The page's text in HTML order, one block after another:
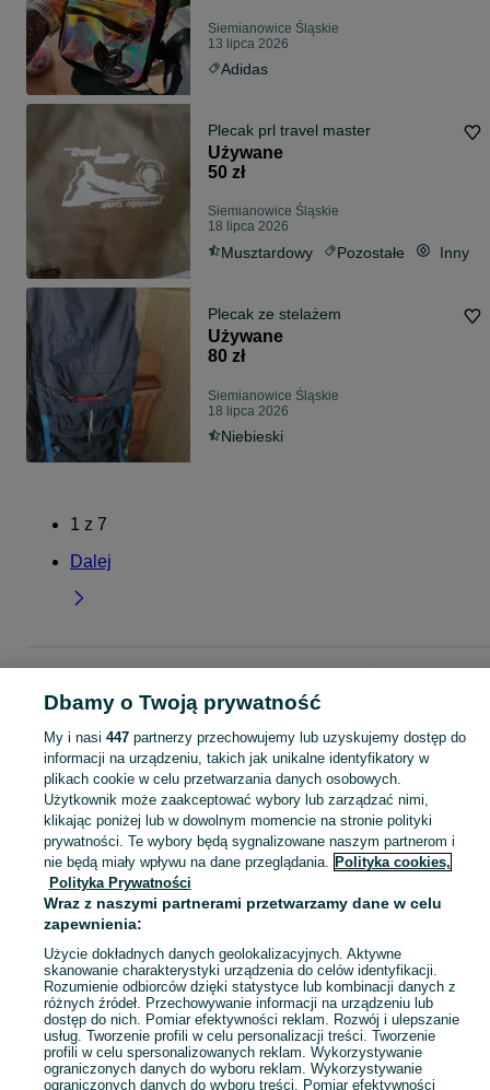
Siemianowice Śląskie
13 lipca 2026
Adidas
Plecak prl travel master
Używane
50 zł
Siemianowice Śląskie
18 lipca 2026
Musztardowy Pozostałe Inny
Plecak ze stelażem
Używane
80 zł
Siemianowice Śląskie
18 lipca 2026
Niebieski
1 z 7
Dalej
Siemianowice Śląskie
KATEGORIA
Szeroki wybór plecaków Siemianowice Śląskie ▶️ szkolne, miejskie, sportowe i trekkingowe ✅ Nowe i używane w dobrych cenach ☝ Sprawdź ogłoszenia online na OLX.pl! Zobacz
Mapa kategorii
Mapa miejscowości
Mapa ministron
Popularne wyszukiwania
Dbamy o Twoją prywatność
My i nasi 447partnerzy przechowujemy lub uzyskujemy dostęp do
informacji na urządzeniu, takich jak unikalne identyfikatory w
plikach cookie w celu przetwarzania danych osobowych.
Użytkownik może zaakceptować wybory lub zarządzać nimi,
klikając poniżej lub w dowolnym momencie na stronie polityki
prywatności. Te wybory będą sygnalizowane naszym partnerom i
nie będą miały wpływu na dane przeglądania. Polityka cookies,
Polityka Prywatności
Wraz z naszymi partnerami przetwarzamy dane w celu
zapewnienia:
Użycie dokładnych danych geolokalizacyjnych. Aktywne
skanowanie charakterystyki urządzenia do celów identyfikacji.
Rozumienie odbiorców dzięki statystyce lub kombinacji danych z
różnych źródeł. Przechowywanie informacji na urządzeniu lub
dostęp do nich. Pomiar efektywności reklam. Rozwój i ulepszanie
usług. Tworzenie profili w celu personalizacji treści. Tworzenie
profili w celu spersonalizowanych reklam. Wykorzystywanie
ograniczonych danych do wyboru reklam. Wykorzystywanie
ograniczonych danych do wyboru treści. Pomiar efektywności